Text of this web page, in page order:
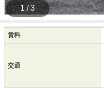
1 / 3
賃料
交通